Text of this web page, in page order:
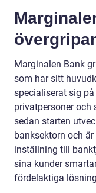
Marginalen Bank
som har sitt
specialiserat sig
privatpersoner och
sedan starten
banksektorn och
inställning till
sina kunder
fördelaktiga